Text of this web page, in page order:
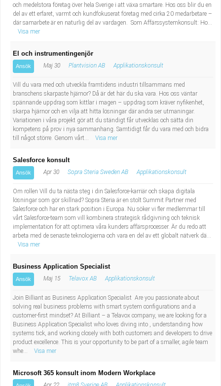
och medelstora företag över hela Sverige i att växa smartare. Hos oss blir du en
del av ett erfaret, varmt och kundfokuserat företag med cirka 20 medarbetare –
där samarbete är en naturlig del av vardagen. Som Affärssystemkonsult: Ho...
Visa mer
El och instrumentingenjör
Ansök Maj 30 Plantvision AB Applikationskonsult
Vill du vara med och utveckla framtidens industri tillsammans med
branschens skarpaste hjärnor? Då är det här du ska vara. Hos oss väntar
spännande uppdrag som kittlar i magen – uppdrag som kräver nyfikenhet,
skarpa hjärnor och en vilja att hitta lösningar där andra ser utmaningar.
Variationen i våra projekt gör att du ständigt får utvecklas och sätta din
kompetens på prov i nya sammanhang. Samtidigt får du vara med och bidra
till något större. Genom vårt...
Visa mer
Salesforce konsult
Ansök Apr 30 Sopra Steria Sweden AB Applikationskonsult
Om rollen Vill du ta nästa steg i din Salesforce-karriär och skapa digitala
lösningar som gör skillnad? Sopra Steria är en stolt Summit Partner med
Salesforce och har en stark position i Europa. Nu söker vi fler medlemmar till
vårt Salesforce-team som vill kombinera strategisk rådgivning och teknisk
implementation för att optimera våra kunders affärsprocesser. Är du redo att
arbeta med de senaste teknologierna och vara en del av ett globalt nätverk dä...
Visa mer
Business Application Specialist
Ansök Maj 15 Telavox AB Applikationskonsult
Join Billiant as Business Application Specialist Are you passionate about
solving real business problems with smart system configurations and a
customer-first mindset? At Billiant – a Telavox company, we are looking for a
Business Application Specialist who loves diving into , understanding how
systems tick, and working closely with both customers and developers to drive
product excellence. This is your opportunity to be part of a smaller, agile team
whe...
Visa mer
Microsoft 365 konsult inom Modern Workplace